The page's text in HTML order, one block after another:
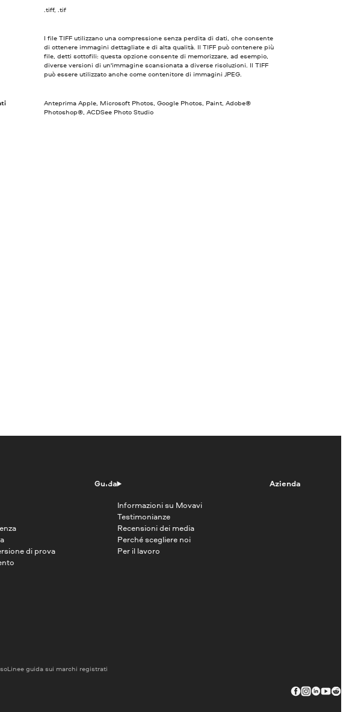
.tiff, .tif
I file TIFF utilizzano una compressione senza perdita di dati, che consente
di ottenere immagini dettagliate e di alta qualità. Il TIFF può contenere più
file, detti sottofili: questa opzione consente di memorizzare, ad esempio,
diverse versioni di un'immagine scansionata a diverse risoluzioni. Il TIFF
può essere utilizzato anche come contenitore di immagini JPEG.
Anteprima Apple, Microsoft Photos, Google Photos, Paint, Adobe®
Photoshop®, ACDSee Photo Studio
Guida
di prova
Azienda
Informazioni su Movavi
Testimonianze
Recensioni dei media
Perché scegliere noi
Per il lavoro
Linee guida sui marchi registrati